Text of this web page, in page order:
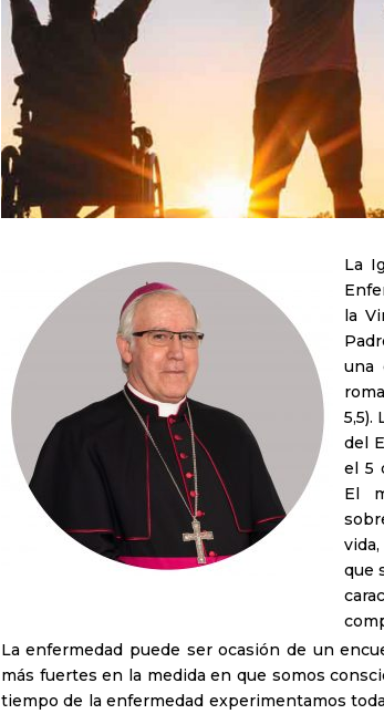
La
la
una
5,5).
del
el 5
El
que
La enfermedad puede ser ocasión de un
más fuertes en la medida en que somos
tiempo de la enfermedad experimentamos